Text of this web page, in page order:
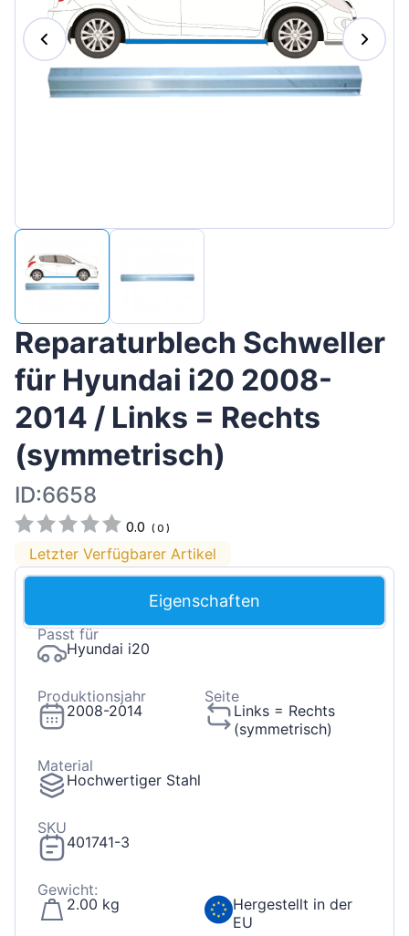
Lietuvių
Hrvatski
Português
Reparaturblech Schweller
für Hyundai i20 2008-
2014 / Links = Rechts
(symmetrisch)
ID:6658
0.0 (0 )
Letzter Verfügbarer Artikel
Eigenschaften
Passt für
Hyundai i20
Produktionsjahr
2008-2014
Seite
Links = Rechts
(symmetrisch)
Material
Hochwertiger Stahl
SKU
401741-3
Gewicht:
2.00 kg
Hergestellt in der
EU